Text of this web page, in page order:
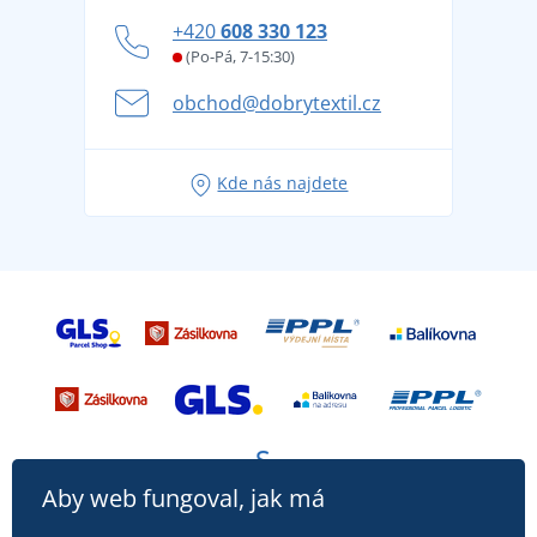
Věrnostní program BONTIS +
Letní dobrodružství začíná balením aneb připravte
se na dovolenou bez starostí
Tipy na svěží outfity pro pohodové léto
+420608 330 123
(Po-Pá, 7-15:30)
obchod@dobrytextil.cz
Kde nás najdete
Aby web fungoval, jak má